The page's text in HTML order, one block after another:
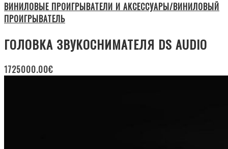
ВИНИЛОВЫЕ ПРОИГРЫВАТЕЛИ И АКСЕССУАРЫ/ВИНИЛОВЫЙ
ПРОИГРЫВАТЕЛЬ
ГОЛОВКА ЗВУКОСНИМАТЕЛЯ DS AUDIO
1725000.00€